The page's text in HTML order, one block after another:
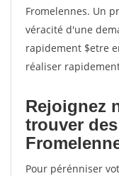
Fromelennes. Un
véracité d'une
rapidement $etre
réaliser
Rejoignez
trouver
Pour pérénniser